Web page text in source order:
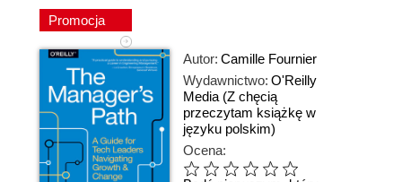
Promocja
Autor: Camille Fournier
Wydawnictwo: O'Reilly
Media (Z chęcią
przeczytam książkę w
języku polskim)
Ocena: